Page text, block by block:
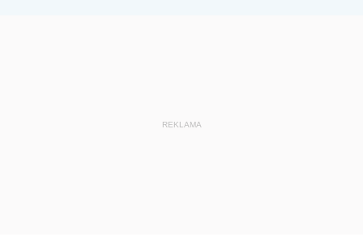
REKLAMA